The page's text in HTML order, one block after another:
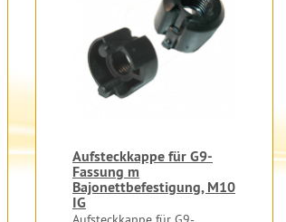
Aufsteckkappe für G9-
Fassung m
Bajonettbefestigung, M10
IG